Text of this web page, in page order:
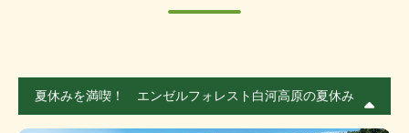
夏休みを満喫！ エンゼルフォレスト白河高原の夏休み